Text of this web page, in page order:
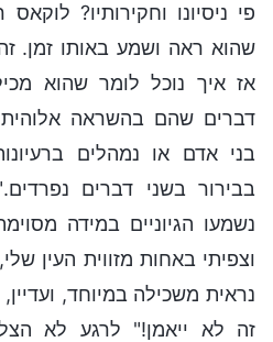
פי ניסיונו וחקירותיו?
שהוא ראה ושמע באותו זמן.
אז איך נוכל לומר שהוא
דברים שהם בהשראה אלוהית
בני אדם או נמהלים
בבירור בשני דברים
נשמעו הגיוניים במידה
וצפיתי באחות מזווית העין
נראית משכילה במיוחד,
זה לא ייאמן!" לרגע לא